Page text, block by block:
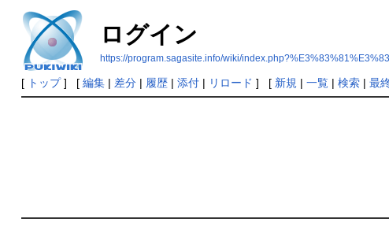
ログイン
https://program.sagasite.info/wiki/
[ トップ] [ 編集| 差分| 履歴| 添付| リロード ] [ 新規 | 一覧| 検索| 最